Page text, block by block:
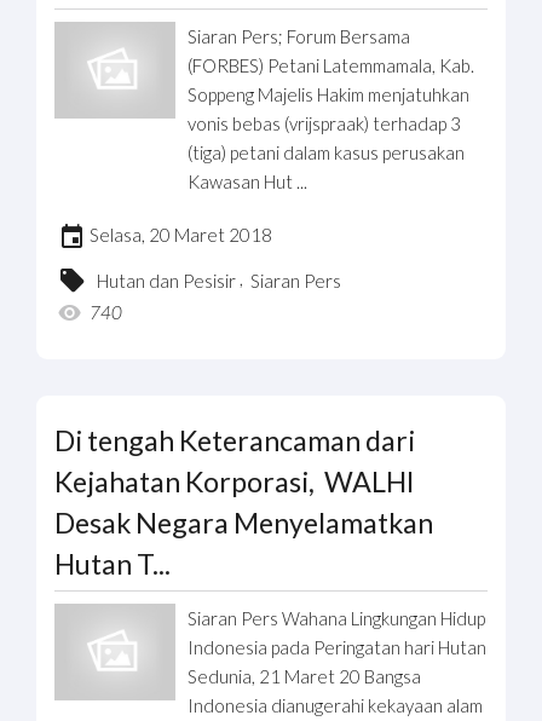
Siaran Pers; Forum Bersama
(FORBES) Petani Latemmamala, Kab.
Soppeng Majelis Hakim menjatuhkan
vonis bebas (vrijspraak) terhadap 3
(tiga) petani dalam kasus perusakan
Kawasan Hut ...
Selasa, 20 Maret 2018
Hutan dan Pesisir
Siaran Pers
740
Di tengah Keterancaman dari
Kejahatan Korporasi, WALHI
Desak Negara Menyelamatkan
Hutan T...
Siaran Pers Wahana Lingkungan Hidup
Indonesia pada Peringatan hari Hutan
Sedunia, 21 Maret 20 Bangsa
Indonesia dianugerahi kekayaan alam